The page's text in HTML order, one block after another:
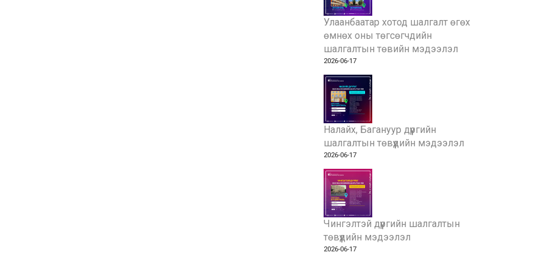
Улаанбаатар хотод шалгалт өгөх
өмнөх оны төгсөгчдийн
шалгалтын төвийн мэдээлэл
2026-06-17
Налайх, Багануур дүүргийн
шалгалтын төвүүдийн мэдээлэл
2026-06-17
Чингэлтэй дүүргийн шалгалтын
төвүүдийн мэдээлэл
2026-06-17